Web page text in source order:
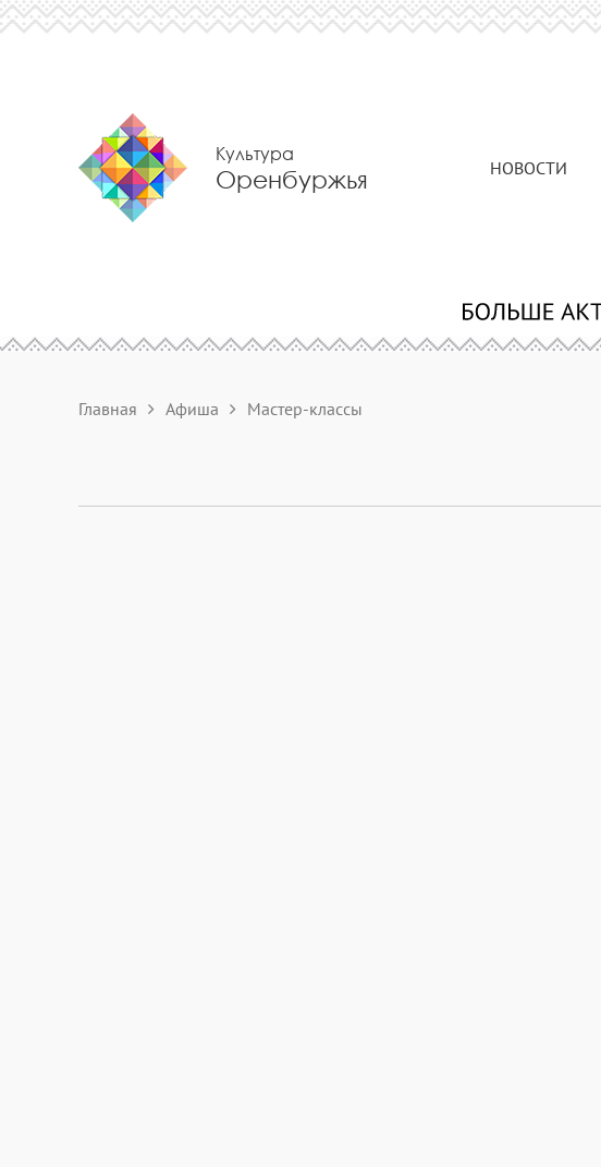
Культура
Оренбуржья НОВОСТИ
Главная Афиша Мастер-классы